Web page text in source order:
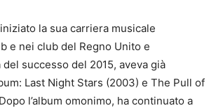
la sua carriera musicale
e nei club del Regno Unito e
del successo del 2015, aveva già
Last Night Stars (2003) e The Pull of
l’album omonimo, ha continuato a